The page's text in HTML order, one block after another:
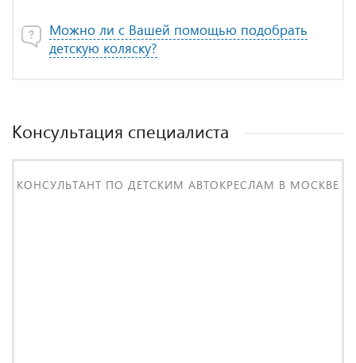
Можно ли с Вашей помощью подобрать
детскую коляску?
Консультация специалиста
КОНСУЛЬТАНТ ПО ДЕТСКИМ АВТОКРЕСЛАМ В МОСКВЕ